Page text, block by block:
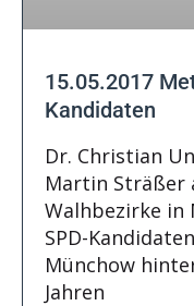
15.05.2017
Kandidaten
Dr. Christian
Martin Sträßer
Walhbezirke in
SPD-
Münchow
Jahren